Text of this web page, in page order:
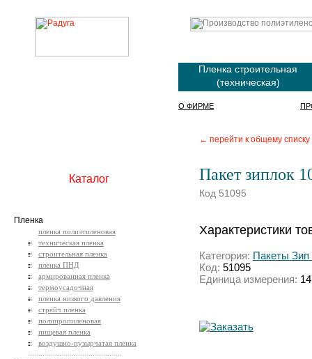
Пленка строительная
(техническая)
О ФИРМЕ
← перейти к общему списку
Пакет зиплок
Код 51095
Характеристики
Категория: Пакеты Зип
Код: 51095
Единица измерения:
Каталог
Пленка
пленка полиэтиленовая
техническая пленка
строительная пленка
пленка ПНД
армированная пленка
термоусадочная
пленка низкого давления
стрейч пленка
полипропиленовая
пищевая пленка
воздушно-пузырчатая пленка